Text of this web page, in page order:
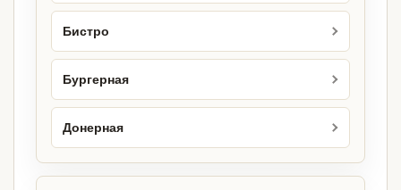
Бистро
Бургерная
Донерная